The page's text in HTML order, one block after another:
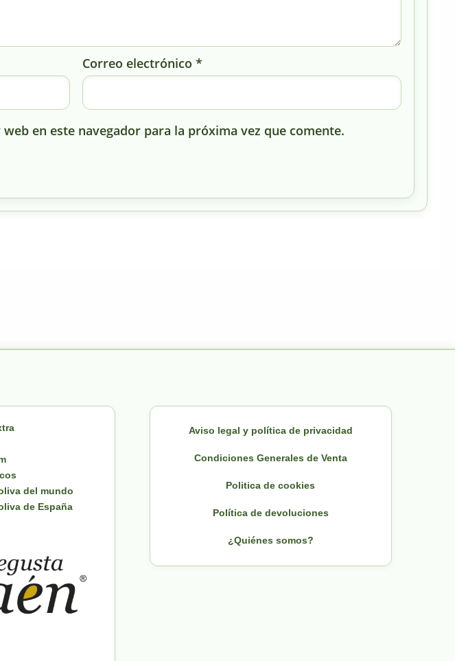
Correo electrónico*
en este navegador para la próxima vez que comente.
del mundo
de España
Aviso legal y política de privacidad
Condiciones Generales de Venta
Politica de cookies
Política de devoluciones
¿Quiénes somos?